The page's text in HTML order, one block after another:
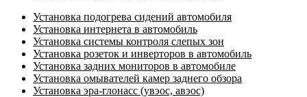
Установка подогрева сидений автомобиля
Установка интернета в автомобиль
Установка системы контроля слепых зон
Установка розеток и инверторов в автомобиль
Установка задних мониторов в автомобиле
Установка омывателей камер заднего обзора
Установка эра-глонасс (увэос, авэос)